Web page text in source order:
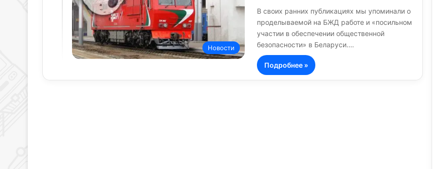
Новости
В своих ранних публикациях мы упоминали о
проделываемой на БЖД работе и «посильном
участии в обеспечении общественной
безопасности» в Беларуси.…
Подробнее »